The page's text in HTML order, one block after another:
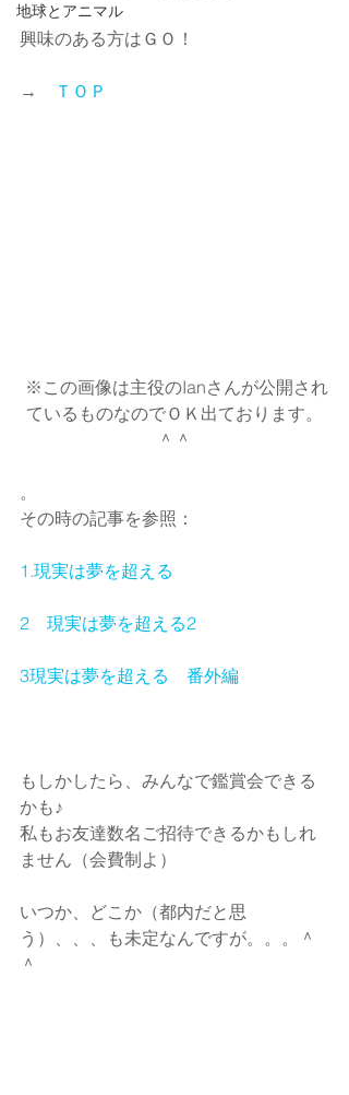
地球とアニマル
興味のある方はＧＯ！
→ ＴＯＰ
ているものなのでＯＫ出ております。
＾＾
。
その時の記事を参照：
1.現実は夢を超える
2　現実は夢を超える2
3現実は夢を超える　番外編
もしかしたら、みんなで鑑賞会できる
かも♪
私もお友達数名ご招待できるかもしれ
ません（会費制よ）
いつか、どこか（都内だと思
う）、、、も未定なんですが。。。＾
＾